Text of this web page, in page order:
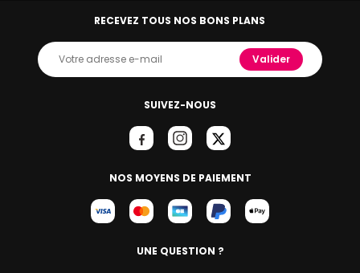
SUIVEZ-NOUS
NOS MOYENS DE PAIEMENT
RECEVEZ TOUS NOS BONS PLANS
Valider
UNE QUESTION ?